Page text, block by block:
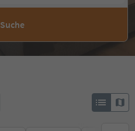
Suche